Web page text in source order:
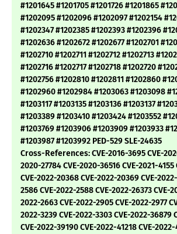
#1201645 #1201705 #1201726 #1201865
#1202095 #1202096 #1202097 #1202154
#1202347 #1202385 #1202393 #1202396
#1202636 #1202672 #1202677 #1202701
#1202710 #1202711 #1202712 #1202713
#1202716 #1202717 #1202718 #1202720
#1202756 #1202810 #1202811 #1202860
#1202960 #1202984 #1203063 #1203098
#1203117 #1203135 #1203136 #1203137
#1203389 #1203410 #1203424 #1203552
#1203769 #1203906 #1203909 #1203933
#1203987 #1203992 PED-529 SLE-24635
Cross-References: CVE-2016-3695 CVE-
2020-27784 CVE-2020-36516 CVE-2021-
CVE-2022-20368 CVE-2022-20369 CVE-
2586 CVE-2022-2588 CVE-2022-26373 CVE-
2022-2663 CVE-2022-2905 CVE-2022-2977
2022-3239 CVE-2022-3303 CVE-2022-36879
CVE-2022-39190 CVE-2022-41218 CVE-